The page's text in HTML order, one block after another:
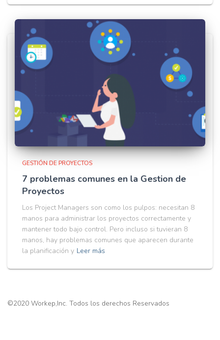
GESTIÓN DE PROYECTOS
7 problemas comunes en la Gestion de
Proyectos
Los Project Managers son como los pulpos: necesitan 8
manos para administrar los proyectos correctamente y
mantener todo bajo control. Pero incluso si tuvieran 8
manos, hay problemas comunes que aparecen durante
la planificación y Leer más
©2020 Workep,Inc. Todos los derechos Reservados